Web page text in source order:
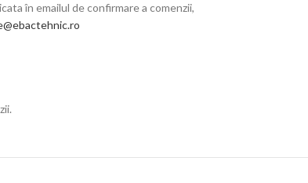
în emailul de confirmare a comenzii,